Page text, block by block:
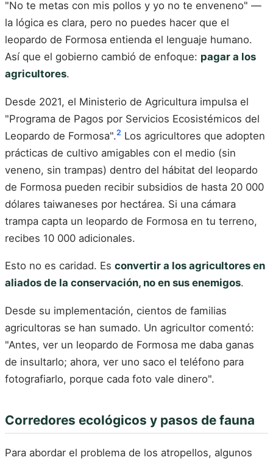
"No te metas con mis pollos y yo no te enveneno" —
la lógica es clara, pero no puedes hacer que el
leopardo de Formosa entienda el lenguaje humano.
Así que el gobierno cambió de enfoque: pagar a los
agricultores.
Desde 2021, el Ministerio de Agricultura impulsa el
"Programa de Pagos por Servicios Ecosistémicos del
Leopardo de Formosa".2 Los agricultores que adopten
prácticas de cultivo amigables con el medio (sin
veneno, sin trampas) dentro del hábitat del leopardo
de Formosa pueden recibir subsidios de hasta 20 000
dólares taiwaneses por hectárea. Si una cámara
trampa capta un leopardo de Formosa en tu terreno,
recibes 10 000 adicionales.
Esto no es caridad. Es convertir a los agricultores en
aliados de la conservación, no en sus enemigos.
Desde su implementación, cientos de familias
agricultoras se han sumado. Un agricultor comentó:
"Antes, ver un leopardo de Formosa me daba ganas
de insultarlo; ahora, ver uno saco el teléfono para
fotografiarlo, porque cada foto vale dinero".
Corredores ecológicos y pasos de fauna
Para abordar el problema de los atropellos, algunos